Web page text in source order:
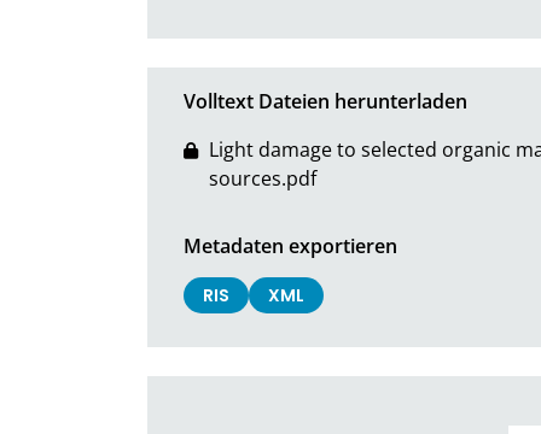
Volltext Dateien herunterladen
Light damage to selected organic
sources.pdf
Metadaten exportieren
RIS XML